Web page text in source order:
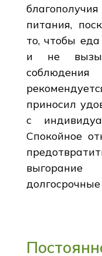
питания,
то, чтобы
и не
приносил
с
Спокойное